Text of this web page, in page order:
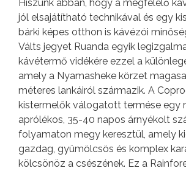
Hiszünk abban, hogy a megfelelő
jól elsajátítható technikával és egy
bárki képes otthon is kávézói
Válts jegyet Ruanda egyik
kávétermő vidékére ezzel a
amely a Nyamasheke körzet
méteres lankáiról származik. A
kistermelők válogatott termése egy
aprólékos, 35-40 napos árnyékolt
folyamaton megy keresztül, amely
gazdag, gyümölcsös és komplex
kölcsönöz a csészének. Ez a